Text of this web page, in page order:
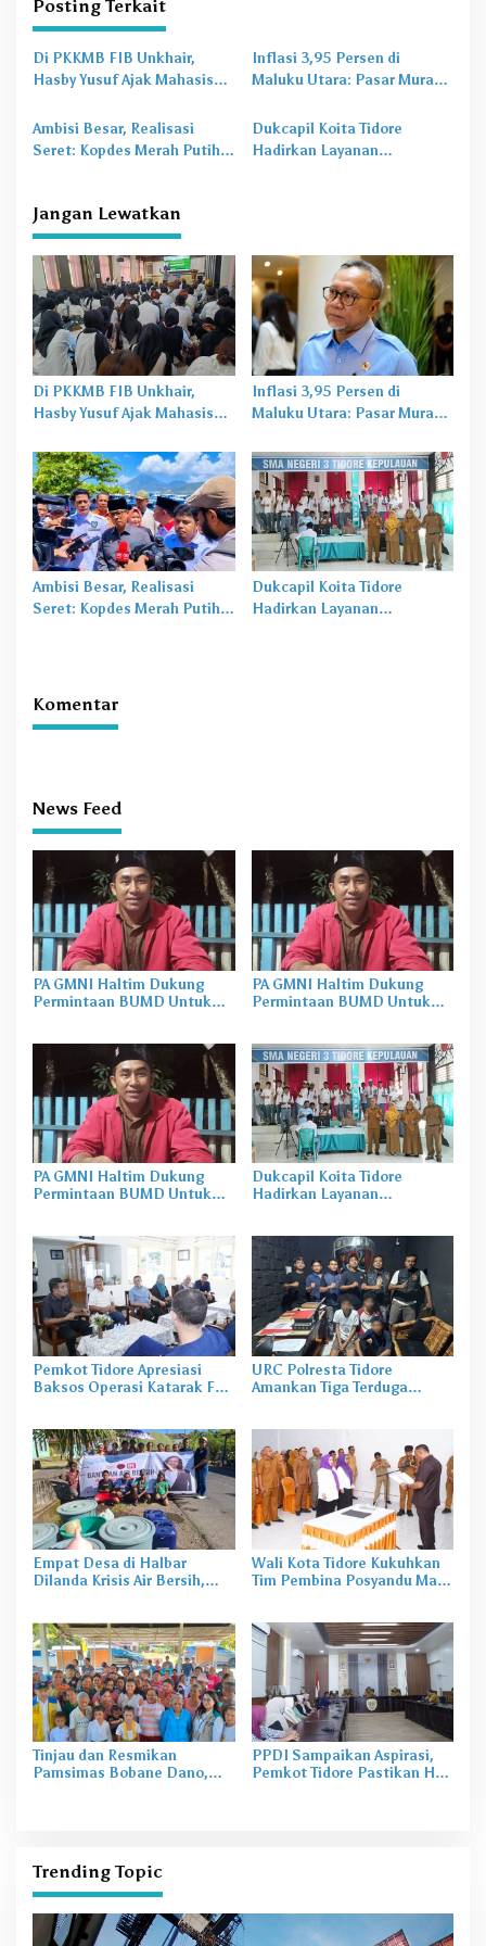
g
a
s
i
p
s
Posting Terkait
Di PKKMB FIB Unkhair,
Hasby Yusuf Ajak Mahasiswa
Budaya dan Literasi
Inflasi 3,95 Persen di
Maluku Utara: Pasar Murah
Masalah Baru
Ambisi Besar, Realisasi
Seret: Kopdes Merah Putih
Dukcapil Koita Tidore
Hadirkan Layanan
Jangan Lewatkan
Di PKKMB FIB Unkhair,
Hasby Yusuf Ajak Mahasiswa
Budaya dan Literasi
Inflasi 3,95 Persen di
Maluku Utara: Pasar Murah
Masalah Baru
Ambisi Besar, Realisasi
Seret: Kopdes Merah Putih
Dukcapil Koita Tidore
Hadirkan Layanan
Komentar
News Feed
PA GMNI Haltim Dukung
Permintaan BUMD Untuk
PA GMNI Haltim Dukung
Permintaan BUMD Untuk
PA GMNI Haltim Dukung
Permintaan BUMD Untuk
Dukcapil Koita Tidore
Hadirkan Layanan
Pemkot Tidore Apresiasi
Baksos Operasi Katarak FK-
URC Polresta Tidore
Amankan Tiga Terduga
Empat Desa di Halbar
Dilanda Krisis Air Bersih,
Wali Kota Tidore Kukuhkan
Tim Pembina Posyandu Masa
Tinjau dan Resmikan
Pamsimas Bobane Dano,
PPDI Sampaikan Aspirasi,
Pemkot Tidore Pastikan Hak
Trending Topic